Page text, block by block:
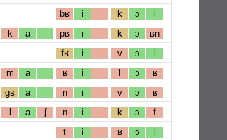
bʁ i k ɔ l
k a pʁ i k ɔ ʁn
fʁ i v ɔ l
m a ʁ i l ɔ ʁ
gʁ a n i v ɔ ʁ
l a ʃ n i k ɔ f
t i ʁ ɔ l